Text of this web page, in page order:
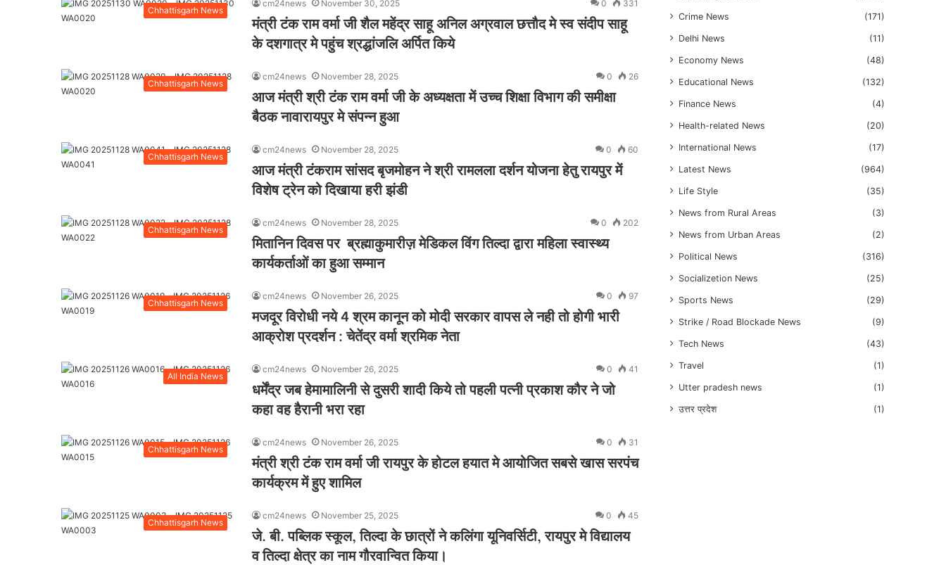
Chhattisgarh News
cm24news November 30, 2025 0 331
मंत्री टंक राम वर्मा जी शैल महेंद्र साहू अनिल अग्रवाल छत्तौद मे स्व संदीप साहू
के दशगात्र मे पहुंच श्रद्धांजलि अर्पित किये
Chhattisgarh News
cm24news November 28, 2025 0 26
आज मंत्री श्री टंक राम वर्मा जी के अध्यक्षता में उच्च शिक्षा विभाग की समीक्षा
बैठक नावारायपुर मे संपन्न हुआ
Chhattisgarh News
cm24news November 28, 2025 0 60
आज मंत्री टंकराम सांसद बृजमोहन ने श्री रामलला दर्शन योजना हेतु रायपुर में
विशेष ट्रेन को दिखाया हरी झंडी
Chhattisgarh News
cm24news November 28, 2025 0 202
मितानिन दिवस पर ब्रह्माकुमारीज़ मेडिकल विंग तिल्दा द्वारा महिला स्वास्थ्य
कार्यकर्ताओं का हुआ सम्मान
Chhattisgarh News
cm24news November 26, 2025 0 97
मजदूर विरोधी नये 4 श्रम कानून को मोदी सरकार वापस ले नही तो होगी भारी
आक्रोश प्रदर्शन : चेतेंद्र वर्मा श्रमिक नेता
All India News
cm24news November 26, 2025 0 41
धर्मेंद्र जब हेमामालिनी से दुसरी शादी किये तो पहली पत्नी प्रकाश कौर ने जो
कहा वह हैरानी भरा रहा
Chhattisgarh News
cm24news November 26, 2025 0 31
मंत्री श्री टंक राम वर्मा जी रायपुर के होटल हयात मे आयोजित सबसे खास सरपंच
कार्यक्रम में हुए शामिल
Chhattisgarh News
cm24news November 25, 2025 0 45
जे. बी. पब्लिक स्कूल, तिल्दा के छात्रों ने कलिंगा यूनिवर्सिटी, रायपुर मे विद्यालय
व तिल्दा क्षेत्र का नाम गौरवान्वित किया।
Crime News (171)
Delhi News (11)
Economy News (48)
Educational News (132)
Finance News (4)
Health-related News (20)
International News (17)
Latest News (964)
Life Style (35)
News from Rural Areas (3)
News from Urban Areas (2)
Political News (316)
Socializetion News (25)
Sports News (29)
Strike / Road Blockade News (9)
Tech News (43)
Travel (1)
Utter pradesh news (1)
उत्तर प्रदेश (1)